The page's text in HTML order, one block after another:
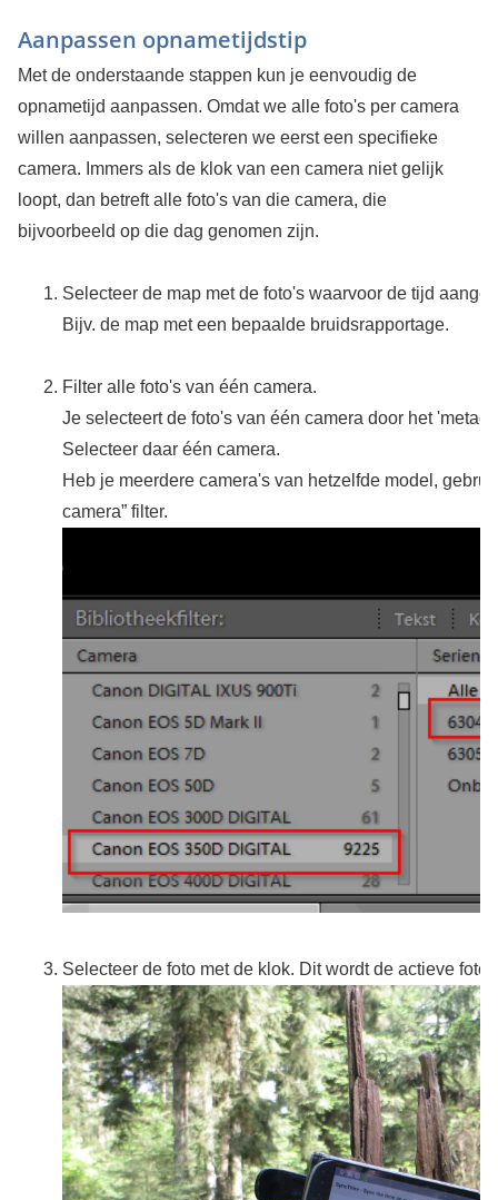
Aanpassen opnametijdstip
Met de onderstaande stappen kun je eenvoudig de
opnametijd aanpassen. Omdat we alle foto's per camera
willen aanpassen, selecteren we eerst een specifieke
camera. Immers als de klok van een camera niet gelijk
loopt, dan betreft alle foto's van die camera, die
bijvoorbeeld op die dag genomen zijn.
Selecteer de map met de foto's waarvoor de tijd
Bijv. de map met een bepaalde bruidsrapportage.
Filter alle foto's van één camera.
Je selecteert de foto's van één camera door het
Selecteer daar één camera.
Heb je meerdere camera's van hetzelfde model,
camera” filter.
Selecteer de foto met de klok. Dit wordt de actieve foto.